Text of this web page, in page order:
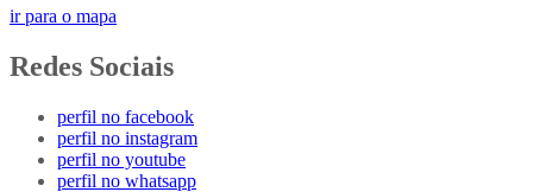
ir para o mapa
Redes Sociais
perfil no facebook
perfil no instagram
perfil no youtube
perfil no whatsapp